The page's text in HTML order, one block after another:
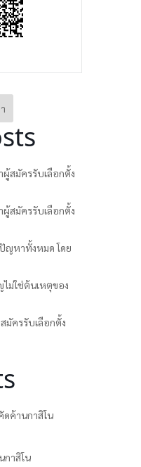
สมัครรับเลือกตั้ง
สมัครรับเลือกตั้ง
ญหาทั้งหมด โดย
ม่ใช่ต้นเหตุของ
มัครรับเลือกตั้ง
ดค้านกาสิโน
กาสิโน